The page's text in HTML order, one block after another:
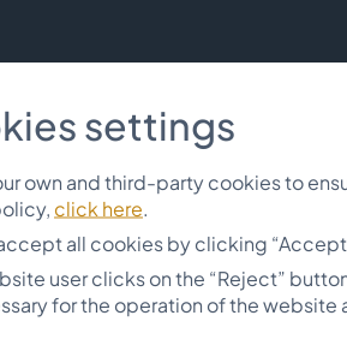
settings
own and third-party cookies to
click here.
all cookies by clicking
user clicks on the “Reject”
for the operation of the website